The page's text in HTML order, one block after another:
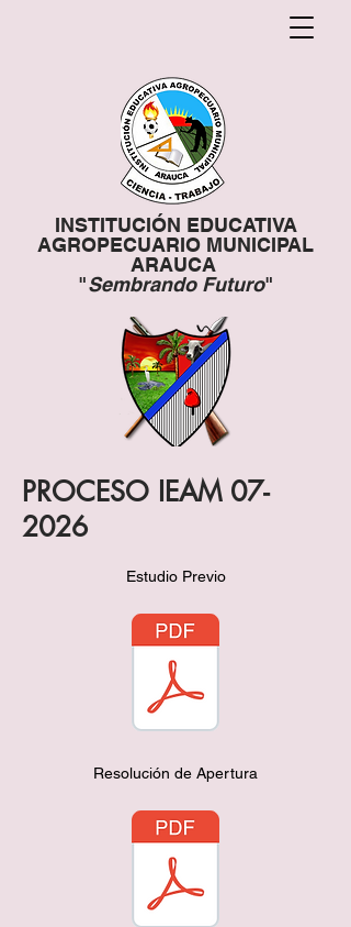
INSTITUCIÓN EDUCATIVA
AGROPECUARIO MUNICIPAL
ARAUCA
"Sembrando Futuro"
PROCESO IEAM 07-
2026
Estudio Previo
Resolución de Apertura